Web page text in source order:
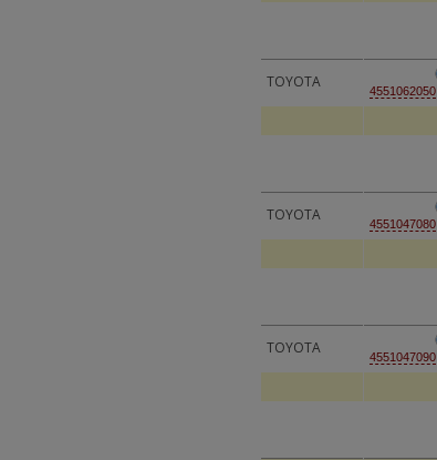
TOYOTA 4551062050
TOYOTA 4551047080
TOYOTA 4551047090